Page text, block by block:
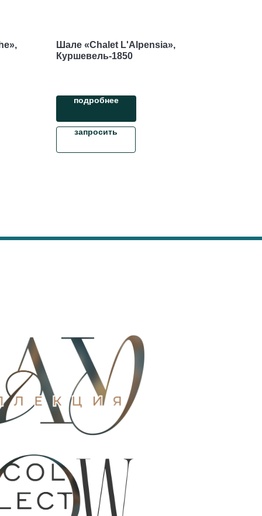
Шале «Chalet L'Alpensia»,
Куршевель-1850
подробнее
запросить